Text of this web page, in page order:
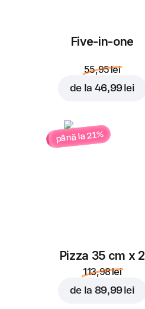
Five-in-one
55,95 lei
de la 46,99 lei
până la 21%
Pizza 35 cm x 2
113,98 lei
de la 89,99 lei